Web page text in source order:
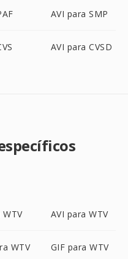
AVI para SMP
AVI para CVSD
WTV AVI para WTV
WTV GIF para WTV